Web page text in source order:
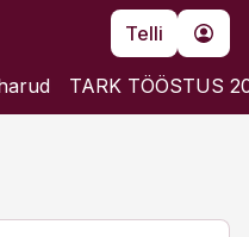
Telli
TARK TÖÖSTUS